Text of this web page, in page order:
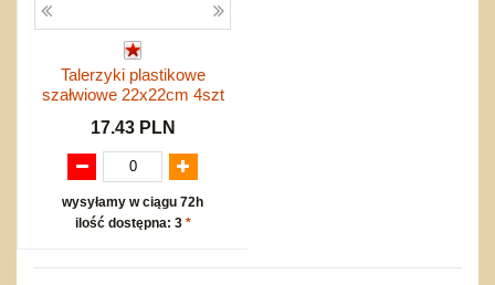
Talerzyki plastikowe
szałwiowe 22x22cm 4szt
17.43 PLN
wysyłamy w ciągu 72h
ilość dostępna: 3 *